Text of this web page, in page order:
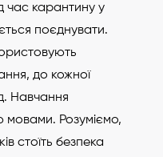
час карантину у
поєднувати.
до кожної
Навчання
мовами. Розуміємо,
стоїть безпека